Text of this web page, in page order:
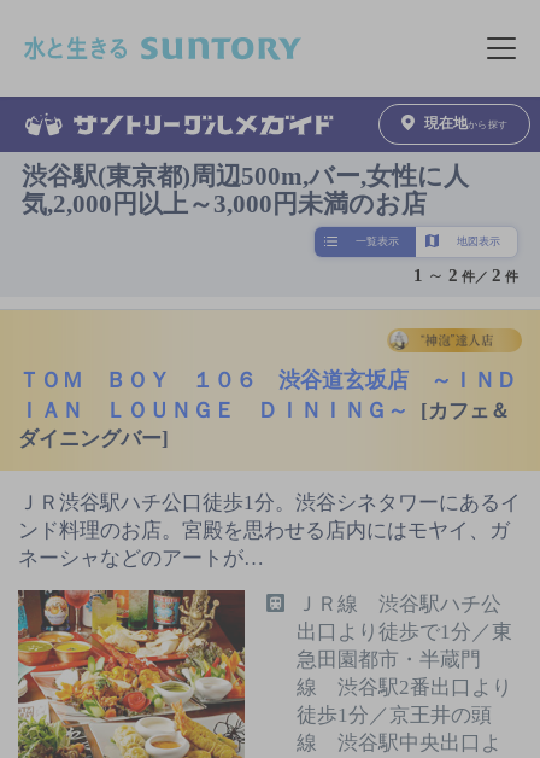
メニュ
現在地から探す
渋谷駅(東京都)周辺500m,バー,女性に人
気,2,000円以上～3,000円未満のお店
一覧表示 地図表示
1 ～ 2 件／2 件
ＴＯＭ ＢＯＹ １０６ 渋谷道玄坂店 ～ＩＮＤ
ＩＡＮ ＬＯＵＮＧＥ ＤＩＮＩＮＧ～
[カフェ＆
ダイニングバー]
ＪＲ渋谷駅ハチ公口徒歩1分。渋谷シネタワーにあるイ
ンド料理のお店。宮殿を思わせる店内にはモヤイ、ガ
ネーシャなどのアートが…
ＪＲ線 渋谷駅ハチ公
出口より徒歩で1分／東
急田園都市・半蔵門
線 渋谷駅2番出口より
徒歩1分／京王井の頭
線 渋谷駅中央出口よ